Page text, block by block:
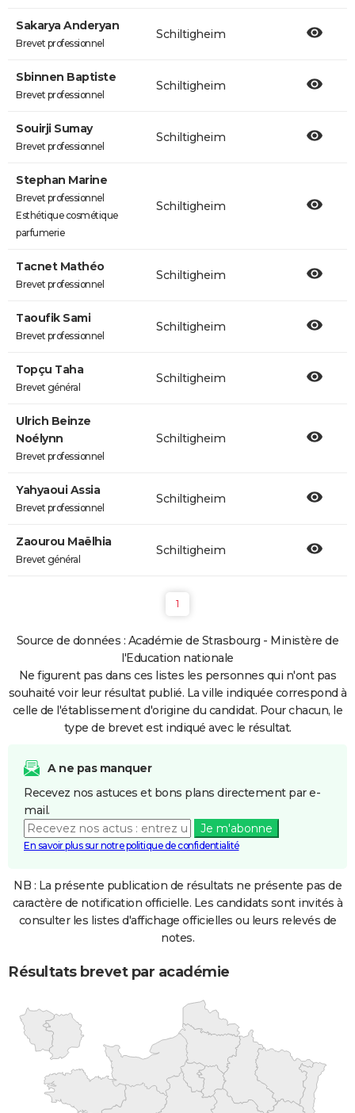
Sakarya Anderyan
Brevet professionnel
Schiltigheim
Sbinnen Baptiste
Brevet professionnel
Schiltigheim
Souirji Sumay
Brevet professionnel
Schiltigheim
Stephan Marine
Brevet professionnel
Esthétique cosmétique
parfumerie
Schiltigheim
Tacnet Mathéo
Brevet professionnel
Schiltigheim
Taoufik Sami
Brevet professionnel
Schiltigheim
Topçu Taha
Brevet général
Schiltigheim
Ulrich Beinze
Noélynn
Brevet professionnel
Schiltigheim
Yahyaoui Assia
Brevet professionnel
Schiltigheim
Zaourou Maëlhia
Brevet général
Schiltigheim
1
Source de données : Académie de Strasbourg - Ministère de
l'Education nationale
Ne figurent pas dans ces listes les personnes qui n'ont pas
souhaité voir leur résultat publié. La ville indiquée correspond à
celle de l'établissement d'origine du candidat. Pour chacun, le
type de brevet est indiqué avec le résultat.
A ne pas manquer
Recevez nos astuces et bons plans directement par e-
mail.
Je m'abonne
En savoir plus sur notre politique de confidentialité
NB : La présente publication de résultats ne présente pas de
caractère de notification officielle. Les candidats sont invités à
consulter les listes d'affichage officielles ou leurs relevés de
notes.
Résultats brevet par académie